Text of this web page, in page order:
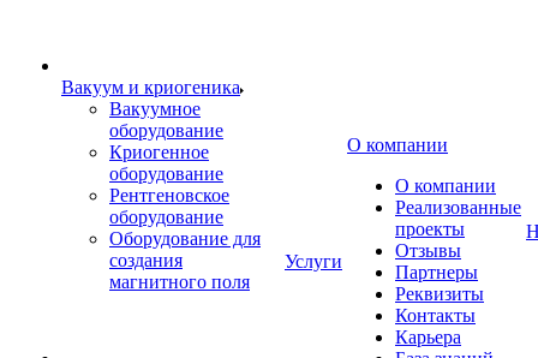
Вакуум и криогеника
Вакуумное
оборудование
Криогенное
оборудование
Рентгеновское
оборудование
Оборудование для
создания
магнитного поля
Услуги
О компании
О компании
Реализованные
проекты
Отзывы
Партнеры
Реквизиты
Контакты
Карьера